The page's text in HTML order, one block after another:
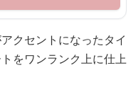
クセントになったタイ
をワンランク上に仕上